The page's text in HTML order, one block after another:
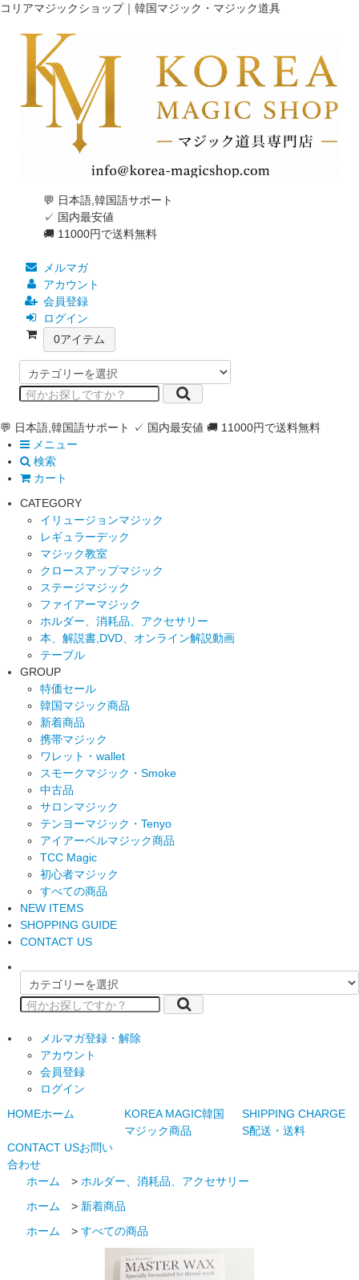
コリアマジックショップ｜韓国マジック・マジック道具
💬 日本語,韓国語サポート
✓ 国内最安値
🚚 11000円で送料無料
メルマガ
アカウント
会員登録
ログイン
0アイテム
💬 日本語,韓国語サポート ✓ 国内最安値 🚚 11000円で送料無料
メニュー
検索
カート
CATEGORY
イリュージョンマジック
レギュラーデック
マジック教室
クロースアップマジック
ステージマジック
ファイアーマジック
ホルダー、消耗品、アクセサリー
本、解説書,DVD、オンライン解説動画
テーブル
GROUP
特価セール
韓国マジック商品
新着商品
携帯マジック
ワレット・wallet
スモークマジック・Smoke
中古品
サロンマジック
テンヨーマジック・Tenyo
アイアーベルマジック商品
TCC Magic
初心者マジック
すべての商品
NEW ITEMS
SHOPPING GUIDE
CONTACT US
メルマガ登録・解除
アカウント
会員登録
ログイン
HOMEホーム KOREA MAGIC韓国
マジック商品
SHIPPING CHARGE
S配送・送料
CONTACT USお問い
合わせ
ホーム
>ホルダー、消耗品、アクセサリー
ホーム
> 新着商品
ホーム
>すべての商品